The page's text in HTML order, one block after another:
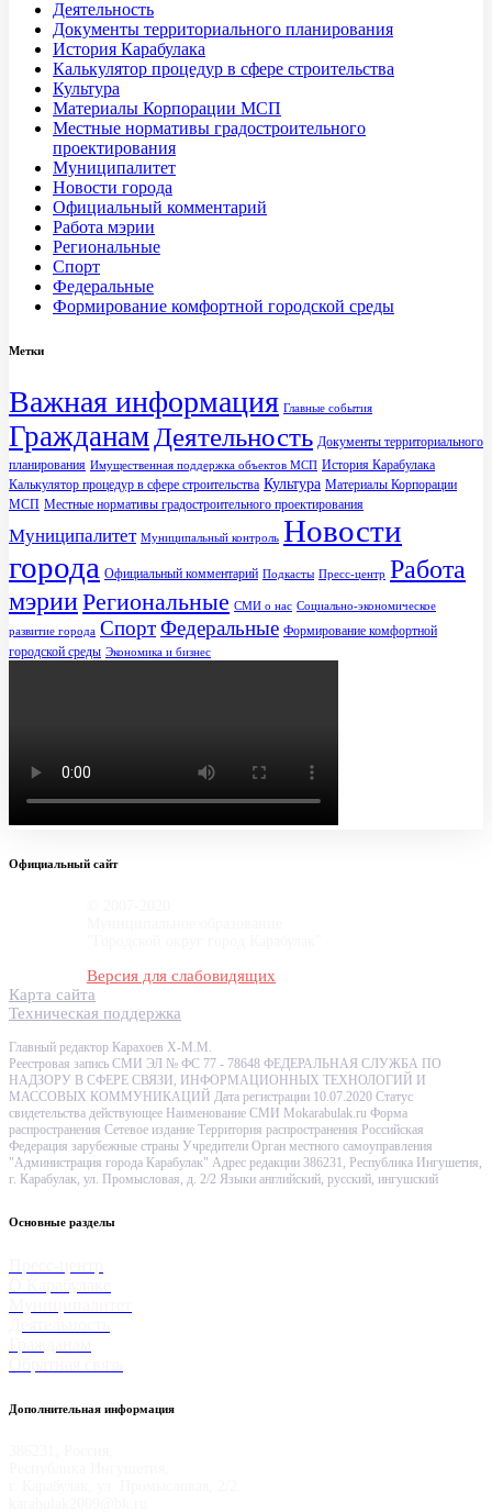
Деятельность
Документы территориального планирования
История Карабулака
Калькулятор процедур в сфере строительства
Культура
Материалы Корпорации МСП
Местные нормативы градостроительного
проектирования
Муниципалитет
Новости города
Официальный комментарий
Работа мэрии
Региональные
Спорт
Федеральные
Формирование комфортной городской среды
Метки
Важная информация Главные события
Гражданам Деятельность Документы территориального
планирования Имущественная поддержка объектов МСП История Карабулака
Калькулятор процедур в сфере строительства Культура Материалы Корпорации
МСП Местные нормативы градостроительного проектирования
Муниципалитет Муниципальный контроль Новости
города Официальный комментарий Подкасты Пресс-центр Работа
мэрииРегиональные СМИ о нас Социально-экономическое
развитие города СпортФедеральные Формирование комфортной
городской среды Экономика и бизнес
Официальный сайт
Версия для слабовидящих
Карта сайта
Техническая поддержка
Главный редактор Карахоев Х-М.М.
Реестровая запись СМИ ЭЛ № ФС 77 - 78648 ФЕДЕРАЛЬНАЯ СЛУЖБА ПО
НАДЗОРУ В СФЕРЕ СВЯЗИ, ИНФОРМАЦИОННЫХ ТЕХНОЛОГИЙ И
МАССОВЫХ КОММУНИКАЦИЙ Дата регистрации 10.07.2020 Статус
свидетельства действующее Наименование СМИ Mokarabulak.ru Форма
распространения Сетевое издание Территория распространения Российская
Федерация зарубежные страны Учредители Орган местного самоуправления
"Администрация города Карабулак" Адрес редакции 386231, Республика Ингушетия,
г. Карабулак, ул. Промысловая, д. 2/2 Языки английский, русский, ингушский
Основные разделы
Дополнительная информация